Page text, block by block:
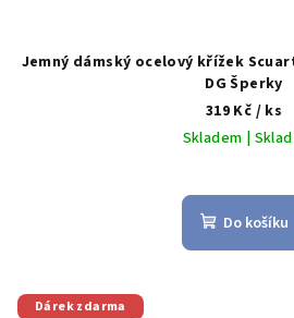
Jemný dámský ocelový křížek
DG Šperky
319 Kč / ks
Skladem |
Do košíku
Dárek zdarma